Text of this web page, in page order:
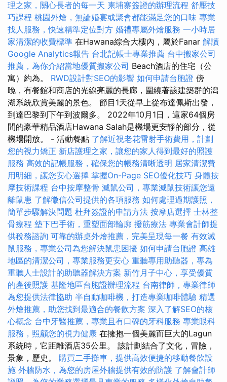
理之家，關心長者的每一天 柬埔寨簽證的辦理流程 舒壓技
巧課程 桃園外燴，無論婚宴或聚會都能滿足您的口味 專業
找人服務，快速精準定位對方 婚禮專屬外燴服務 一小時居
家清潔的收費標準 在Hawana綜合大樓內，屬於Fanar 解讀
Google Analytics報告 台北記帳士專業推薦 台中搬家公司
推薦，為你介紹當地優質搬家公司 Beach酒店的住宅（公
寓）約為。 RWD設計對SEO的影響 如何申請台胞證 傍
晚，有餐館和商店的光線亮麗的長廊，圍繞著該建築群的潟
湖系統欣賞美麗的景色。 節目1天從早上從布達佩斯出發，
到達巴黎到下午到波爾多。 2022年10月1日，這家64個房
間的豪華精品酒店Hawana Salah是機場更安靜的部分，從
機場開放。 - 活動餐點 了解近視老花雷射手術費用，計劃
您的視力矯正 新店護理之家，讓您的家人得到最好的照護
服務 高效的記帳服務，確保您的帳務清晰透明 居家清潔費
用明細，讓您安心選擇 掌握On-Page SEO優化技巧 身體按
摩技術課程 台中按摩整骨 滅鼠公司，專業滅鼠技術讓您遠
離鼠患 了解徵信公司提供的各項服務 如何處理過期護照，
簡單步驟解決問題 杜拜簽證的申請方法 按摩店選擇 士林整
骨療程 墊下巴手術，重塑面部輪廓 撥筋療法 專業會計師提
供稅務諮詢 可靠的辦桌外燴推薦，完美呈現每一餐 有效滅
鼠服務，專業公司為您解決鼠患困擾 如何申請台胞證 高雄
地區的清潔公司，專業服務更安心 重聽專用助聽器，專為
重聽人士設計的助聽器解決方案 新竹月子中心，享受優質
的產後照護 基隆地區台胞證辦理流程 台南律師，專業律師
為您提供法律協助 半自動咖啡機，打造專業咖啡體驗 精選
外燴推薦，助您找到最適合的餐飲方案 深入了解SEO的核
心概念 台中牙醫推薦，專業且有口碑的牙科服務 專業眼科
服務，照顧您的視力健康 在擁抱一個美麗而巨大的Lagun
系統時，它距離酒店35公里。 該計劃結合了文化，冒險，
景象，歷史。 購買二手攤車，提供高效便捷的移動餐飲設
施 外牆防水，為您的房屋外牆提供有效的防護 了解會計師